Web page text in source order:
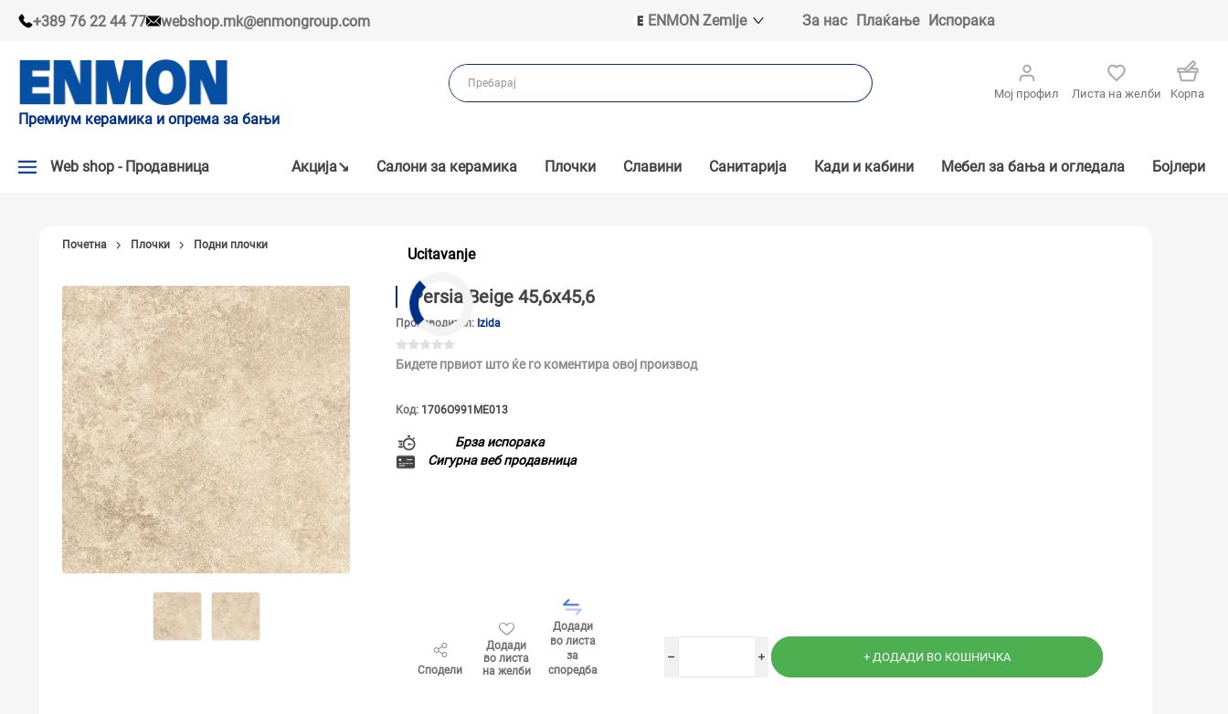
+389 76 22 44 77 webshop.mk@enmongroup.com
ENMON Zemlje
ENMON BIH
ENMON MKD
За нас Плаќање Испорака
Премиум керамика и опрема за бањи
Мој профил Листа на желби Kорпа
Web shop - Продавница
НАШИ ПРЕПОРАКИ
ПЛОЧКИ
СЛАВИНИ
КАДИ И КАБИНИ
САНИТАРИЈА
ТУШЕВИ
МЕБЕЛ ЗА БАЊА И ОГЛЕДАЛА
ГАЛАНТЕРИЈА ЗА БАЊА
БОЈЛЕРИ
Акцијa↘ Салони за керамика Плочки Славини Санитарија Кади и кабини Мебел за бања и огледала Бојлери
Ucitavanje
Почетна Плочки Подни плочки
Persia Beige 45,6x45,6
Производител: Izida
Бидете првиот што ќе го коментира овој производ
Код: 1706O991ME013
Брза испорака
Сигурна веб продавница
Сподели
Додади
во листа
на желби
Додади
во листа
за
споредба
i
h